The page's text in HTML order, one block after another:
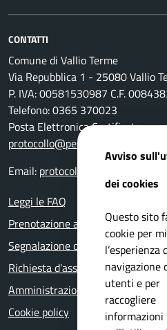
CONTATTI
Comune di Vallio Terme
Via Repubblica 1 - 25080 Vallio
P. IVA: 00581530987 C.F.
Telefono: 0365 370023
Posta Elettronica Certificata:
Email:
Leggi le FAQ
Prenotazione appuntamento
Segnalazione disservizio
Richiesta d'assistenza
Amministrazione trasparente
Cookie policy
Avviso
dei cookies
Questo sito
cookie per
l’esperienza
navigazione
utenti e per
raccogliere
informazioni